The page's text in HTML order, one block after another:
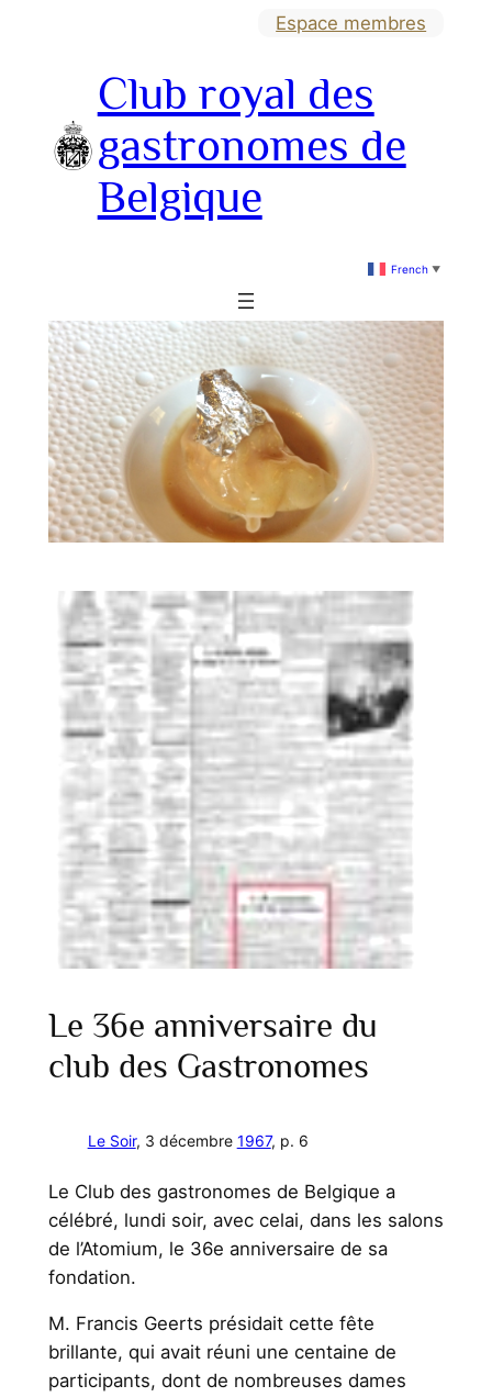
Espace membres
Club royal des
gastronomes de
Belgique
French ▼
Le 36e anniversaire du
club des Gastronomes
Le Soir, 3 décembre 1967, p. 6
Le Club des gastronomes de Belgique a
célébré, lundi soir, avec celai, dans les salons
de l’Atomium, le 36e anniversaire de sa
fondation.
M. Francis Geerts présidait cette fête
brillante, qui avait réuni une centaine de
participants, dont de nombreuses dames